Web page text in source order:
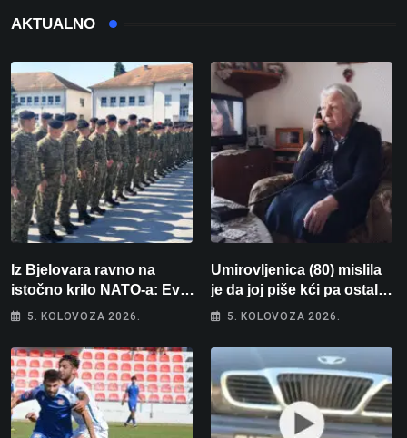
AKTUALNO
Iz Bjelovara ravno na
istočno krilo NATO-a: Evo
kamo odlazi 82 hrvatska
5. KOLOVOZA 2026.
Umirovljenica (80) mislila
je da joj piše kći pa ostala
bez 1000 eura
5. KOLOVOZA 2026.